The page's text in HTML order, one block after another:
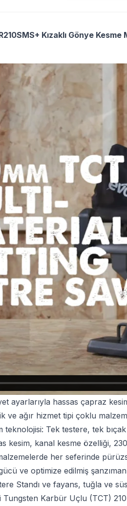
Kızaklı Gönye Kesme
ayarlarıyla hassas çapraz
ve ağır hizmet tipi çoklu
Tek testere, tek
kesim, kanal kesme özelliği,
her seferinde
ve optimize edilmiş
Standı ve fayans, tuğla ve
Karbür Uçlu (TCT)